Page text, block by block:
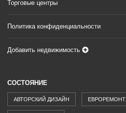
Торговые центры
Политика конфиденциальности
Добавить недвижимость
СОСТОЯНИЕ
АВТОРСКИЙ ДИЗАЙН ЕВРОРЕМОНТ